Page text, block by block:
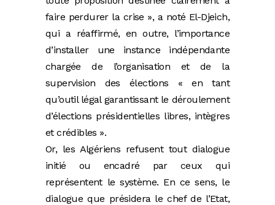
faire perdurer la crise », a noté El-Djeich,
qui a réaffirmé, en outre, l’importance
d’installer une instance indépendante
chargée de l’organisation et de la
supervision des élections « en tant
qu’outil légal garantissant le déroulement
d’élections présidentielles libres, intègres
et crédibles ».
Or, les Algériens refusent tout dialogue
initié ou encadré par ceux qui
représentent le système. En ce sens, le
dialogue que présidera le chef de l’Etat,